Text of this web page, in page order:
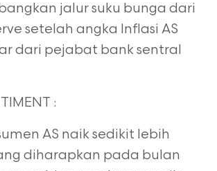
jalur suku bunga dari
setelah angka Inflasi AS
dari pejabat bank sentral
:
AS naik sedikit lebih
diharapkan pada bulan